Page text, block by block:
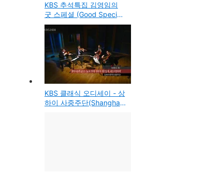
KBS 추석특집 김영임의
굿 스페셜 (Good Special)
라이브 콘서트
KBS 클래식 오디세이 - 상
하이 사중주단(Shanghai